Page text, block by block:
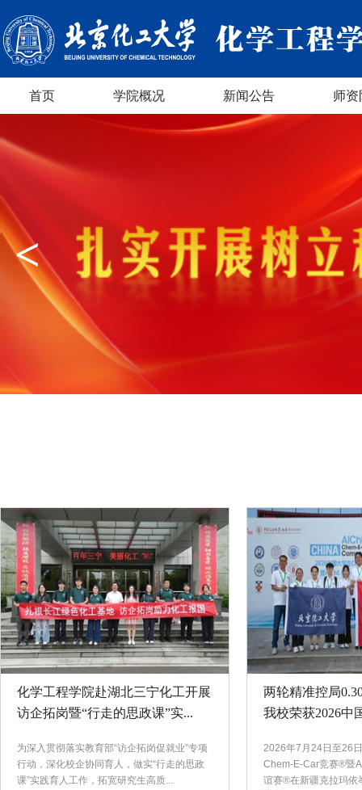
首页 学院概况 新闻公告 师资
<
化学工程学院赴湖北三宁化工开展
访企拓岗暨“行走的思政课”实...
为深入贯彻落实教育部“访企拓岗促就业”专项
行动，深化校企协同育人，做实“行走的思政
课”实践育人工作，拓宽研究生高质...
两轮精准控局
我校荣获2026中
2026年7月24日至26
Chem-E-Car竞赛®暨
谊赛®在新疆克拉玛依